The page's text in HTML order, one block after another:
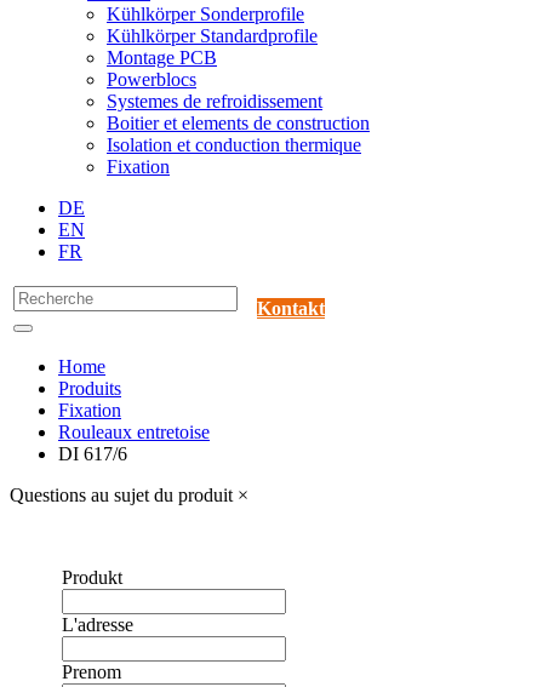
Kühlkörper Sonderprofile
Kühlkörper Standardprofile
Montage PCB
Powerblocs
Systemes de refroidissement
Boitier et elements de construction
Isolation et conduction thermique
Fixation
DE
EN
FR
Kontakt
Home
Produits
Fixation
Rouleaux entretoise
DI 617/6
Questions au sujet du produit ×
Produkt
L'adresse
Prenom